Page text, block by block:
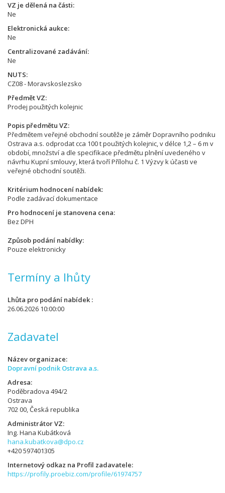
VZ je dělená na části
Ne
Elektronická aukce
Ne
Centralizované zadávání
Ne
NUTS
CZ08 - Moravskoslezsko
Předmět VZ
Prodej použitých kolejnic
Popis předmětu VZ
Předmětem veřejné obchodní soutěže je záměr Dopravního podniku
Ostrava a.s. odprodat cca 100 t použitých kolejnic, v délce 1,2 – 6 m v
období, množství a dle specifikace předmětu plnění uvedeného v
návrhu Kupní smlouvy, která tvoří Přílohu č. 1 Výzvy k účasti ve
veřejné obchodní soutěži.
Kritérium hodnocení nabídek
Podle zadávací dokumentace
Pro hodnocení je stanovena cena
Bez DPH
Způsob podání nabídky
Pouze elektronicky
Termíny a lhůty
Lhůta pro podání nabídek
26.06.2026 10:00:00
Zadavatel
Název organizace
Dopravní podnik Ostrava a.s.
Adresa
Poděbradova 494/2
Ostrava
702 00, Česká republika
Administrátor VZ
Ing. Hana Kubátková
hana.kubatkova@dpo.cz
+420 597401305
Internetový odkaz na Profil zadavatele
https://profily.proebiz.com/profile/61974757